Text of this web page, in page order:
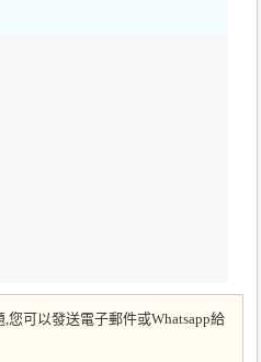
您可以發送電子郵件或Whatsapp給